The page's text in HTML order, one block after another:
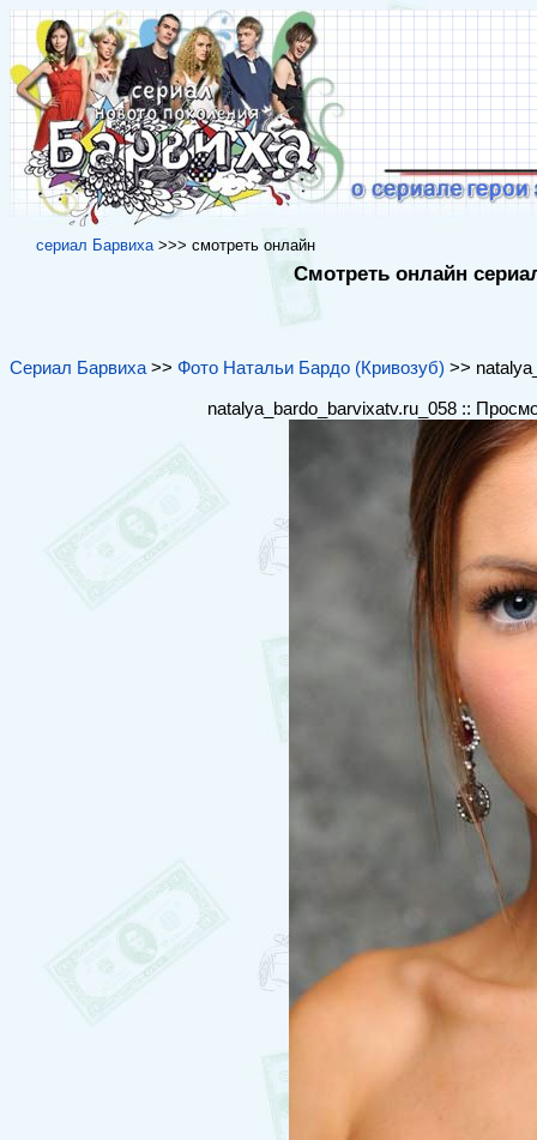
cериал Барвиха>>> cмотреть онлайн
Смотреть онлайн
Сериал Барвиха >> Фото Натальи Бардо (Кривозуб) >>
natalya_bardo_barvixatv.ru_058 ::